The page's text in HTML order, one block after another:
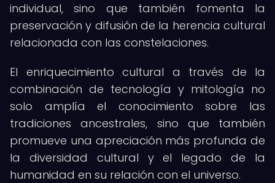
individual, sino que también fomenta la
preservación y difusión de la herencia cultural
relacionada con las constelaciones.
El enriquecimiento cultural a través de la
combinación de tecnología y mitología no
solo amplía el conocimiento sobre las
tradiciones ancestrales, sino que también
promueve una apreciación más profunda de
la diversidad cultural y el legado de la
humanidad en su relación con el universo.